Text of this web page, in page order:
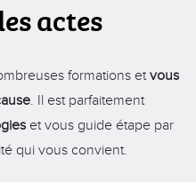
actes
formations etvous
. Il est parfaitement
et vous guide étape par
qui vous convient.